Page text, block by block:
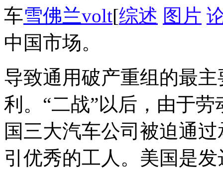
车雪佛兰volt[综述 图片
中国市场。
导致通用破产重组的最
利。“二战”以后，由于
国三大汽车公司被迫通
引优秀的工人。美国是